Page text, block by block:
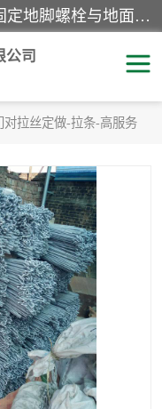
紧固件地脚螺栓的效果：1、将固定地脚螺栓与地面用水泥等物品灌溉在一起，可用来固定较小振荡和冲击的设备。2、活动地脚是一种可拆卸的地脚螺栓，可以固定有激烈振荡和冲击的大型机器设备。3、胀锚地脚螺栓用于固定比较简略且重量轻的设备，辅佐设备长期处于静止状态下。4、粘接地脚螺栓为一种使用广泛且常见的设备，它也是用来固定简略设备的小件。
公司
对拉丝定做-拉条-高服务
梁拉杆